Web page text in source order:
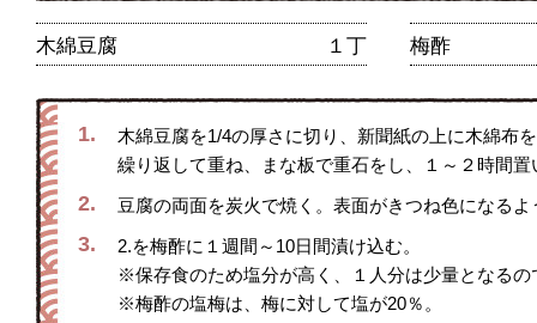
木綿豆腐 １丁 梅酢
1.
木綿豆腐を1/4の厚さに切り、新聞紙の上に木綿布
繰り返して重ね、まな板で重石をし、１～２時間
2. 豆腐の両面を炭火で焼く。表面がきつね色になる
3.
2.を梅酢に１週間～10日間漬け込む。
※保存食のため塩分が高く、１人分は少量となる
※梅酢の塩梅は、梅に対して塩が20％。